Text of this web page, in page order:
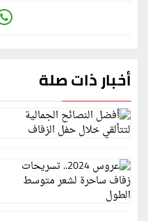
أخبار ذات صلة